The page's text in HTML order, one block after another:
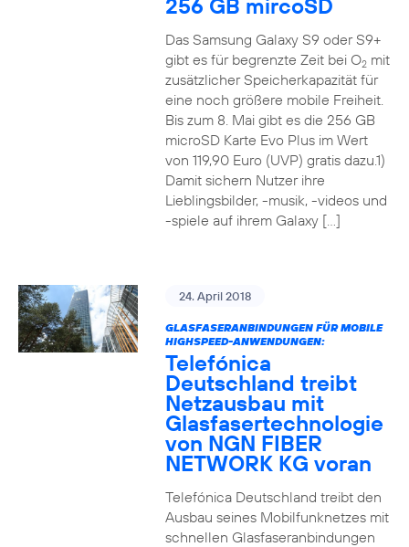
256 GB mircoSD
Das Samsung Galaxy S9 oder S9+
gibt es für begrenzte Zeit bei O2mit
zusätzlicher Speicherkapazität für
eine noch größere mobile Freiheit.
Bis zum 8. Mai gibt es die 256 GB
microSD Karte Evo Plus im Wert
von 119,90 Euro (UVP) gratis dazu.1)
Damit sichern Nutzer ihre
Lieblingsbilder, -musik, -videos und
-spiele auf ihrem Galaxy […]
24. April 2018
GLASFASERANBINDUNGEN FÜR MOBILE
HIGHSPEED-ANWENDUNGEN:
Telefónica
Deutschland treibt
Netzausbau mit
Glasfasertechnologie
von NGN FIBER
NETWORK KG voran
Telefónica Deutschland treibt den
Ausbau seines Mobilfunknetzes mit
schnellen Glasfaseranbindungen